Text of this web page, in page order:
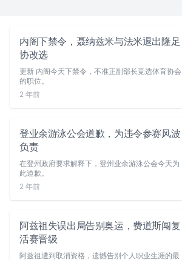
内阁下禁令，聂纳兹米与法米退出隆足
协改选
更新 内阁今天下禁令，不准正副部长竞选体育协会
的职位。
2 年前
登业余游泳公会道歉，为违令参赛风波
负责
在登州政府要求解释下，登州业余游泳公会今天为
此道歉。
2 年前
阿兹祖失误出局告别奥运，费道斯闯复
活赛晋级
阿兹祖遭到取消资格，遗憾告别个人职业生涯的最